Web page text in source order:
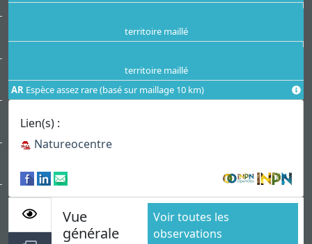
territoire maillé
territoire maillé
AR Espèce assez rare (basé sur maillage 10 km)
Lien(s) :
Natureocentre
Vue
générale
Voir toutes les
observations